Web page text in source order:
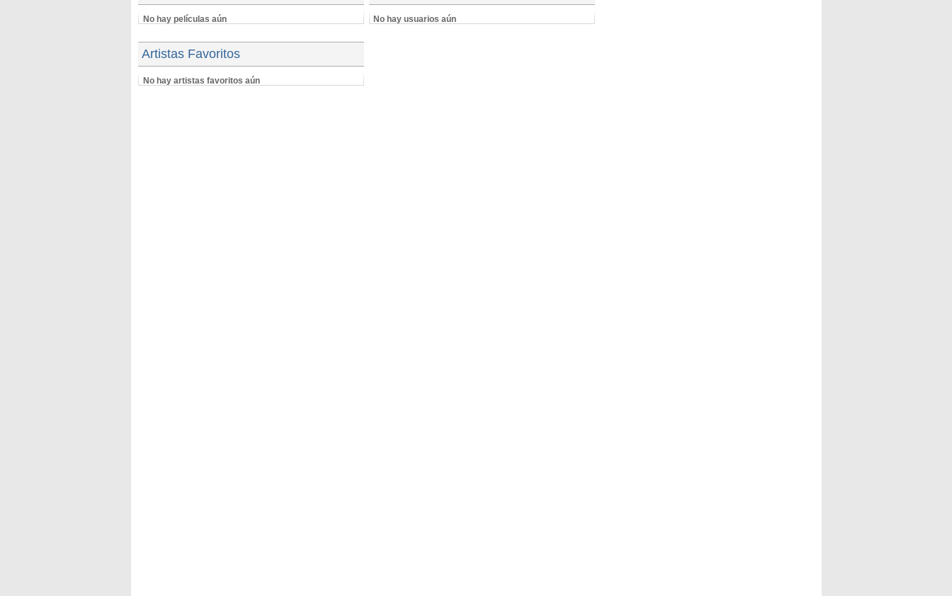
No hay películas aún No hay usuarios aún
Artistas Favoritos
No hay artistas favoritos aún